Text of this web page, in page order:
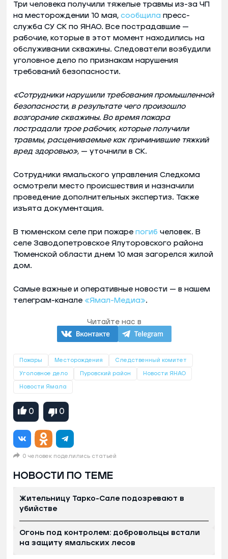
Три человека получили тяжелые травмы из-за ЧП
на месторождении 10 мая, сообщила пресс-
служба СУ СК по ЯНАО. Все пострадавшие —
рабочие, которые в этот момент находились на
обслуживании скважины. Следователи возбудили
уголовное дело по признакам нарушения
требований безопасности.
«Сотрудники нарушили требования промышленной
безопасности, в результате чего произошло
возгорание скважины. Во время пожара
пострадали трое рабочих, которые получили
травмы, расцениваемые как причинившие тяжкий
вред здоровью», — уточнили в СК.
Сотрудники ямальского управления Следкома
осмотрели место происшествия и назначили
проведение дополнительных экспертиз. Также
изъята документация.
В тюменском селе при пожаре погиб человек. В
селе Заводопетровское Ялуторовского района
Тюменской области днем 10 мая загорелся жилой
дом.
Самые важные и оперативные новости — в нашем
телеграм-канале «Ямал-Медиа».
Читайте нас в
Пожары Месторождения Следственный комитет
Уголовное дело Пуровский район Новости ЯНАО
Новости Ямала
0 0
0 человек поделились статьей
НОВОСТИ ПО ТЕМЕ
Жительницу Тарко-Сале подозревают в
убийстве
Огонь под контролем: добровольцы встали
на защиту ямальских лесов